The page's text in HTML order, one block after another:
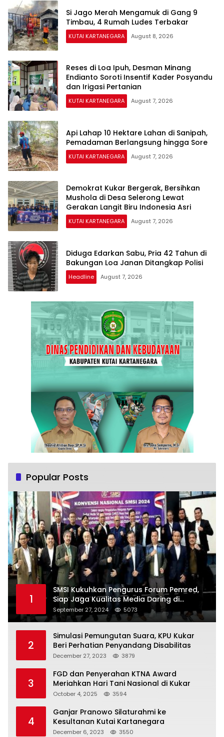
Si Jago Merah Mengamuk di Gang 9
Timbau, 4 Rumah Ludes Terbakar
KUTAI KARTANEGARA August 8, 2026
Reses di Loa Ipuh, Desman Minang
Endianto Soroti Insentif Kader Posyandu
dan Irigasi Pertanian
KUTAI KARTANEGARA August 7, 2026
Api Lahap 10 Hektare Lahan di Sanipah,
Pemadaman Berlangsung hingga Sore
KUTAI KARTANEGARA August 7, 2026
Demokrat Kukar Bergerak, Bersihkan
Mushola di Desa Selerong Lewat
Gerakan Langit Biru Indonesia Asri
KUTAI KARTANEGARA August 7, 2026
Diduga Edarkan Sabu, Pria 42 Tahun di
Bakungan Loa Janan Ditangkap Polisi
Headline August 7, 2026
Popular Posts
1
SMSI Kukuhkan Pengurus Forum Pemred,
Siap Jaga Kualitas Media Daring di
Indonesia
September 27, 2024 5073
2
Simulasi Pemungutan Suara, KPU Kukar
Beri Perhatian Penyandang Disabilitas
December 27, 2023 3879
3
FGD dan Penyerahan KTNA Award
Meriahkan Hari Tani Nasional di Kukar
October 4, 2025 3594
4
Ganjar Pranowo Silaturahmi ke
Kesultanan Kutai Kartanegara
December 6, 2023 3550